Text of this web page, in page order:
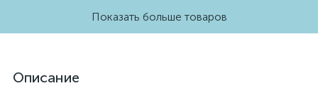
Показать больше товаров
Описание